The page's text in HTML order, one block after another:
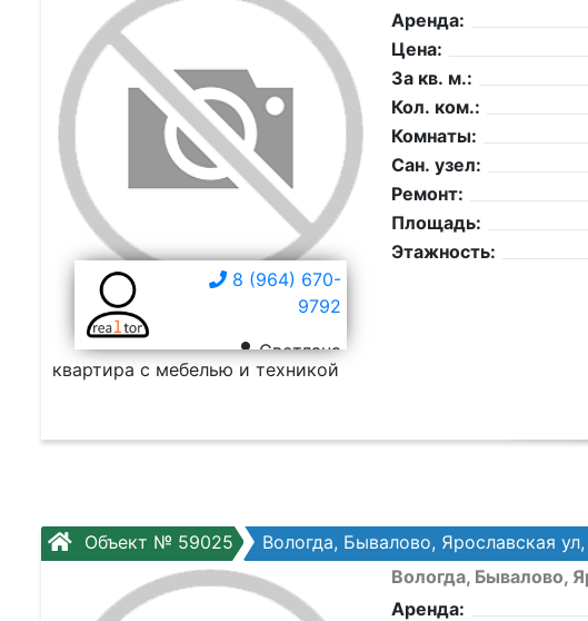
8 (964) 670-
9792
Светлана
Аренда:
Цена:
За кв. м.:
Кол. ком.:
Комнаты:
Сан. узел:
Ремонт:
Площадь:
Этажность:
квартира с мебелью и техникой
Объект № 59025 Вологда, Бывалово, Ярославская
Вологда, Бывалово,
Аренда: